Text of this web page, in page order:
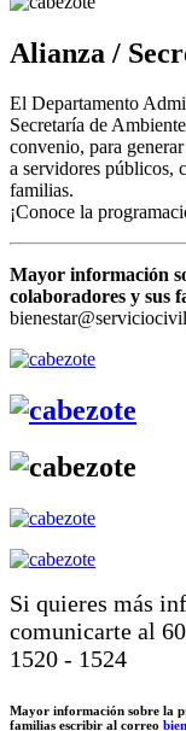
Alianza /
El Departamento
Secretaría de
convenio, para
a servidores públicos,
familias.
¡Conoce la
Mayor información
colaboradores y sus
Si quieres más
comunicarte al
1520 - 1524
Mayor información sobre la
familias escribir al correo